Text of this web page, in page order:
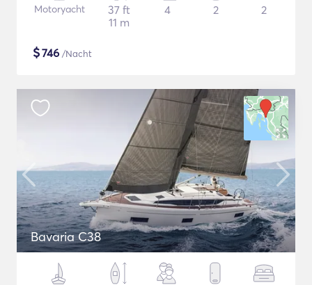
Motoryacht
37 ft
11 m
4 2 2
$746 /Nacht
Bavaria C38